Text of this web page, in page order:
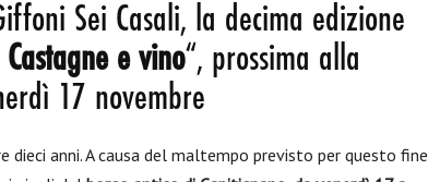
Sei Casali, la decima edizione
e vino“, prossima alla
17 novembre
dieci anni. A causa del maltempo previsto per questo fine